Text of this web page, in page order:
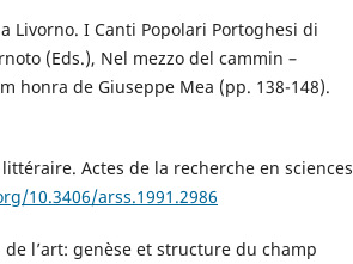
Livorno. I Canti Popolari Portoghesi di
(Eds.), Nel mezzo del cammin –
honra de Giuseppe Mea (pp. 138-148).
Actes de la recherche en sciences
10.3406/arss.1991.2986
de l’art: genèse et structure du champ